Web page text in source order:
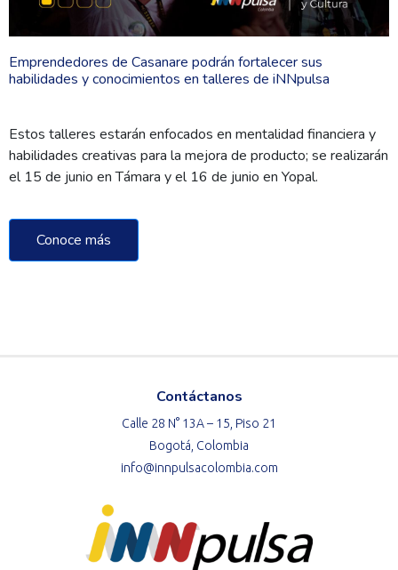
Emprendedores de Casanare podrán fortalecer sus
habilidades y conocimientos en talleres de iNNpulsa
Estos talleres estarán enfocados en mentalidad financiera y
habilidades creativas para la mejora de producto; se realizarán
el 15 de junio en Támara y el 16 de junio en Yopal.
Conoce más
Contáctanos
Calle 28 N° 13A – 15, Piso 21
Bogotá, Colombia
info@innpulsacolombia.com